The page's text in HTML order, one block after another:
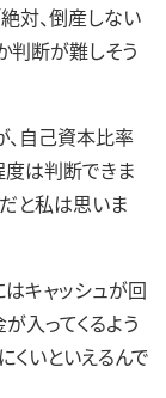
対、倒産しない
判断が難しそう
自己資本比率
度は判断できま
と私は思いま
キャッシュが回
入ってくるよう
くいといえるんで